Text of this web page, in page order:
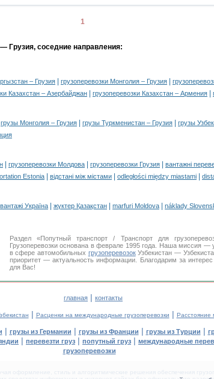
1
Грузия, соседние направления:
– Грузия грузоперевозки Монголия – Грузия
Казахстан – Азербайджан грузоперевозки Казахстан – Армения
грузы Монголия – Грузия грузы Туркменистан – Грузия грузы
грузоперевозки Молдова грузоперевозки Грузия вантажні
Estonia відстані між містами odległości między miastami
вантажі Україна жүктер Қазақстан marfuri Moldova náklady
Раздел «Попутный транспорт / Транспорт для
Грузоперевозки основана в феврале 1995 года. Наша миссия
в сфере автомобильных грузоперевозокУзбекистан —
приоритет — актуальность информации. Благодарим за
для Вас!
главная | контакты
| Расценки на международные грузоперевозки | Расстояние
| грузы из Германии | грузы из Франции | грузы из Турции |
| перевезти груз | попутный груз | международные
грузоперевозки
оформление, стиль и алгоритмические решения обеспечения